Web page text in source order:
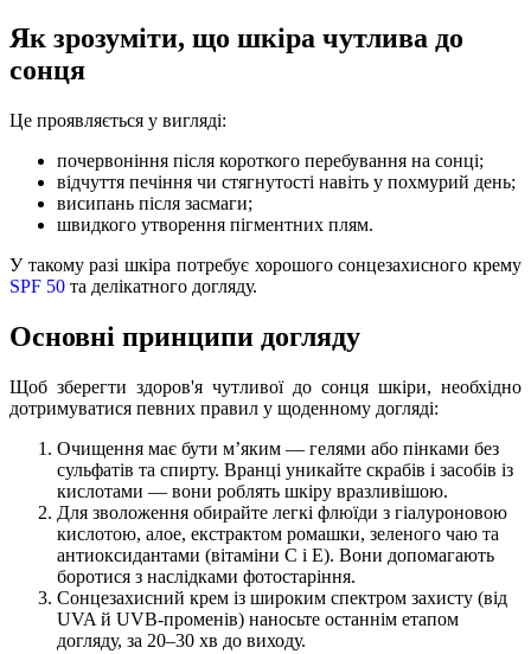
Як зрозуміти, що шкіра чутлива до
сонця
Це проявляється у вигляді:
почервоніння після короткого перебування на сонці;
відчуття печіння чи стягнутості навіть у похмурий день;
висипань після засмаги;
швидкого утворення пігментних плям.
У такому разі шкіра потребує хорошого сонцезахисного крему
SPF 50 та делікатного догляду.
Основні принципи догляду
Щоб зберегти здоров'я чутливої до сонця шкіри, необхідно
дотримуватися певних правил у щоденному догляді:
Очищення має бути м’яким — гелями або пінками без
сульфатів та спирту. Вранці уникайте скрабів і засобів із
кислотами — вони роблять шкіру вразливішою.
Для зволоження обирайте легкі флюїди з гіалуроновою
кислотою, алое, екстрактом ромашки, зеленого чаю та
антиоксидантами (вітаміни C і E). Вони допомагають
боротися з наслідками фотостаріння.
Сонцезахисний крем із широким спектром захисту (від
UVA й UVB-променів) наносьте останнім етапом
догляду, за 20–30 хв до виходу.